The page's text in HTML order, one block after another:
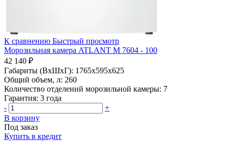
К сравнению Быстрый просмотр
Морозильная камера ATLANT М 7604 - 100
42 140 ₽
Габариты (ВхШхГ): 1765x595x625
Общий объем, л: 260
Количество отделений морозильной камеры: 7
Гарантия: 3 года
-
+
В корзину
Под заказ
Купить в кредит